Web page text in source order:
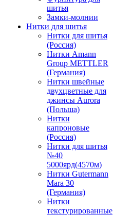
шитья
Замки-молнии
Нитки для шитья
Нитки для шитья
(Россия)
Нитки Amann
Group METTLER
(Германия)
Нитки швейные
двухцветные для
джинсы Aurora
(Польша)
Нитки
капроновые
(Россия)
Нитки для шитья
№40
5000ярд(4570м)
Нитки Gutermann
Mara 30
(Германия)
Нитки
текстурированные